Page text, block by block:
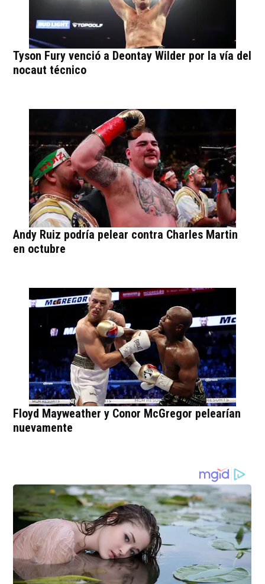
Tyson Fury venció a Deontay Wilder por la vía del
nocaut técnico
Andy Ruiz podría pelear contra Charles Martin
en octubre
Floyd Mayweather y Conor McGregor pelearían
nuevamente